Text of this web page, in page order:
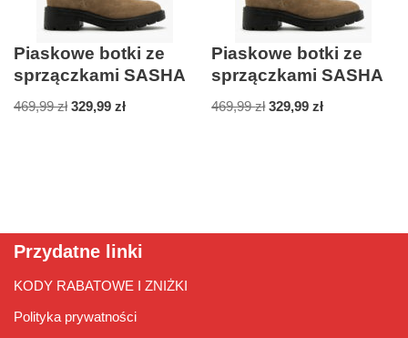
Piaskowe botki ze
sprzączkami SASHA
469,99zł 329,99 zł
Piaskowe botki ze
sprzączkami SASHA
469,99zł 329,99zł
Przydatne linki
KODY RABATOWE I ZNIŻKI
Polityka prywatności